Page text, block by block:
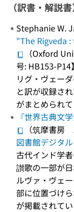
（訳書・解説書
Stephanie W.
"The Rigveda
（Oxford
号: HB153-P14
リグ・ヴェー
と訳が収録さ
がまとめられて
『世界古典文
（筑摩書
図書館デジタ
古代インド学
讃歌の一部が
ルヴァ・ヴェ
部に位置づけ
が掲載されてい